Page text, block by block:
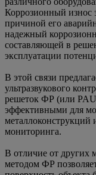
Коррозионный износ
причиной его
надежный
составляющей в
эксплуатации
В этой связи
ультразвукового
решеток ФР (или
эффективными для
металлоконструкций
мониторинга.
В отличие от других
методом ФР